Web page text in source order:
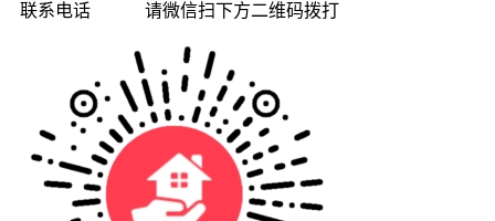
联系电话 请微信扫下方二维码拨打